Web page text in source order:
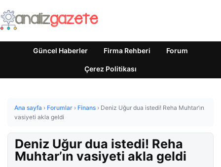
Güncel Haberler Firma Rehberi Forum
Çerez Politikası
Ana sayfa › Forumlar › Finans › Deniz Uğur dua istedi! Reha Muhtar’ın
vasiyeti akla geldi
Deniz Uğur dua istedi! Reha
Muhtar’ın vasiyeti akla geldi